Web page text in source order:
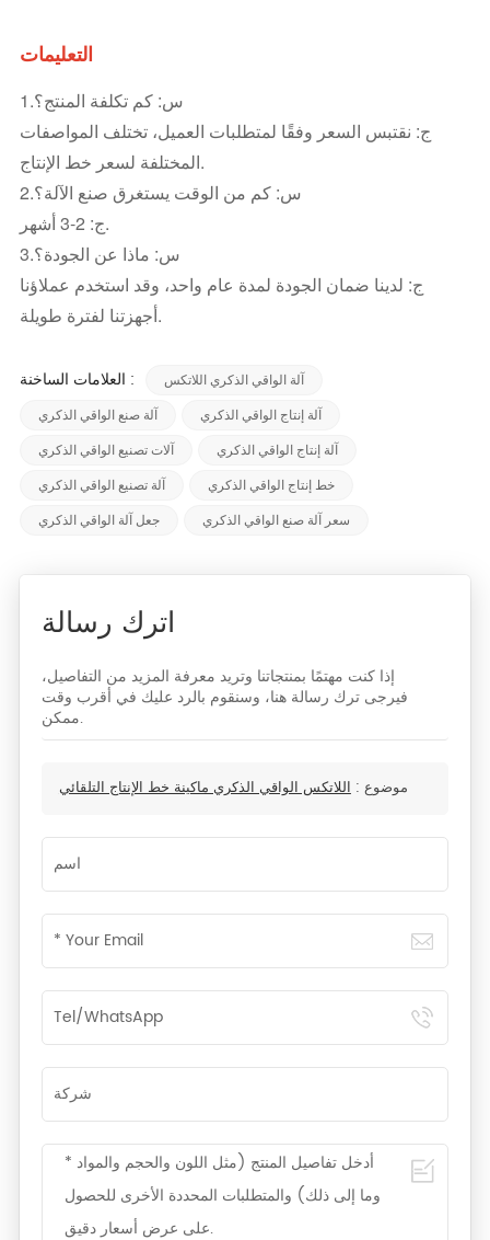
التعليمات
1.س: كم تكلفة المنتج؟
ج: نقتبس السعر وفقًا لمتطلبات العميل، تختلف المواصفات
المختلفة لسعر خط الإنتاج.
2.س: كم من الوقت يستغرق صنع الآلة؟
ج: 2-3 أشهر.
3.س: ماذا عن الجودة؟
ج: لدينا ضمان الجودة لمدة عام واحد، وقد استخدم عملاؤنا
أجهزتنا لفترة طويلة.
العلامات الساخنة : آلة الواقي الذكري اللاتكس
آلة صنع الواقي الذكري آلة إنتاج الواقي الذكري
آلات تصنيع الواقي الذكري آلة إنتاج الواقي الذكري
آلة تصنيع الواقي الذكري خط إنتاج الواقي الذكري
جعل آلة الواقي الذكري سعر آلة صنع الواقي الذكري
اترك رسالة
إذا كنت مهتمًا بمنتجاتنا وتريد معرفة المزيد من التفاصيل،
فيرجى ترك رسالة هنا، وسنقوم بالرد عليك في أقرب وقت
ممكن.
موضوع :اللاتكس الواقي الذكري ماكينة خط الإنتاج التلقائي